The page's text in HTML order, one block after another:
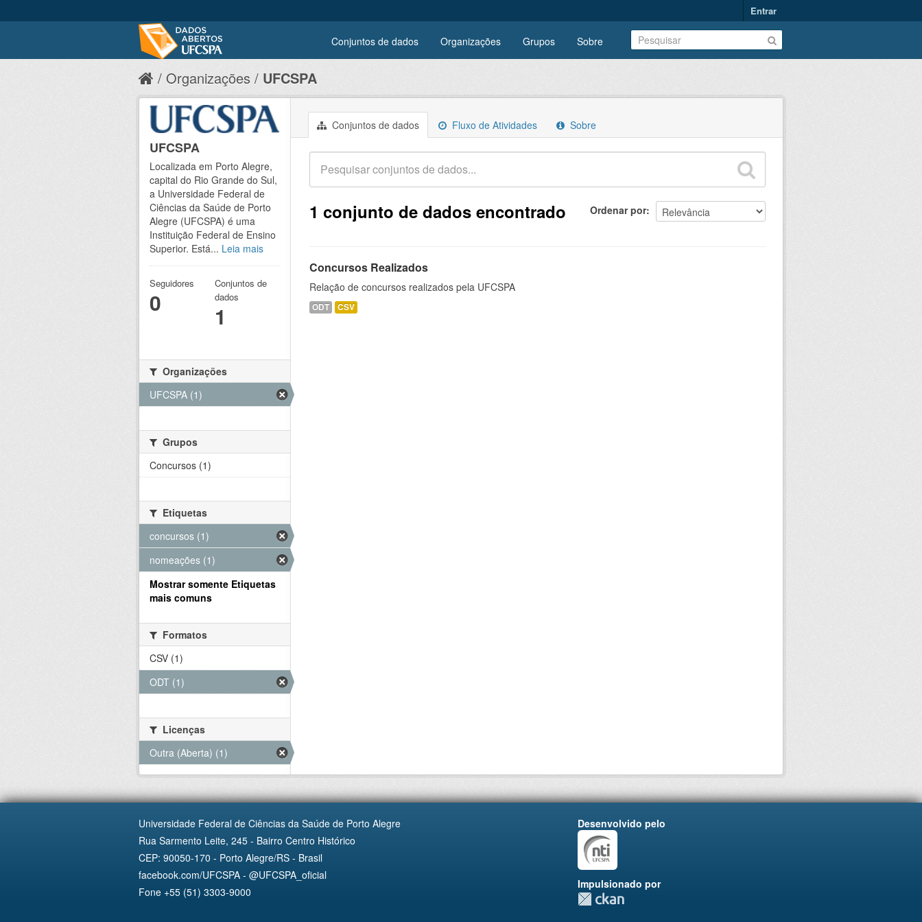
Entrar
Conjuntos de dados Organizações Grupos Sobre
Organizações UFCSPA
Conjuntos de dados Fluxo de Atividades Sobre
Ordenar por
1 conjunto de dados encontrado
Concursos Realizados
Relação de concursos realizados pela UFCSPA
ODT CSV
UFCSPA
Localizada em Porto Alegre,
capital do Rio Grande do Sul,
a Universidade Federal de
Ciências da Saúde de Porto
Alegre (UFCSPA) é uma
Instituição Federal de Ensino
Superior. Está... Leia mais
Seguidores
0
Conjuntos de
dados
1
Organizações
UFCSPA (1)
Grupos
Concursos (1)
Etiquetas
concursos (1)
nomeações (1)
Mostrar somente Etiquetas
mais comuns
Formatos
CSV (1)
ODT (1)
Licenças
Outra (Aberta) (1)
Universidade Federal de Ciências da Saúde de Porto Alegre
Rua Sarmento Leite, 245 - Bairro Centro Histórico
CEP: 90050-170 - Porto Alegre/RS - Brasil
facebook.com/UFCSPA - @UFCSPA_oficial
Fone +55 (51) 3303-9000
Desenvolvido pelo
Impulsionado por